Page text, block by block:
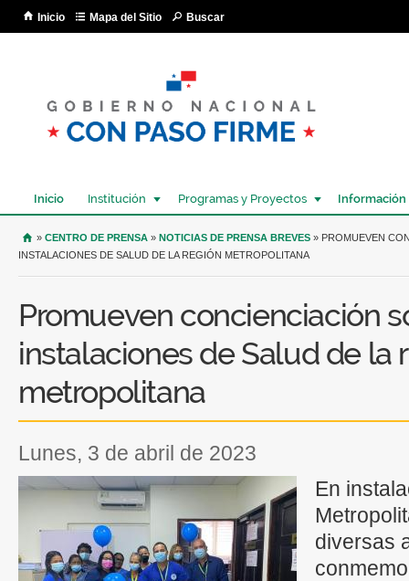
Inicio Mapa del Sitio Buscar
Inicio Institución Programas y Proyectos Información
USTED SE ENCUENTRA AQUÍ
» CENTRO DE PRENSA » NOTICIAS DE PRENSA BREVES » PROMUEVEN
INSTALACIONES DE SALUD DE LA REGIÓN METROPOLITANA
Promueven concienciación
instalaciones de Salud de la
metropolitana
lunes, 3 de abril de 2023
En
diversas